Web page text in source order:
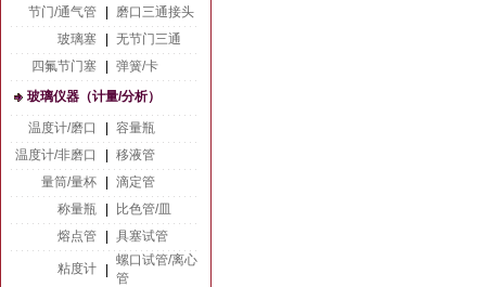
节门/通气管
磨口三通接头
玻璃塞
无节门三通
四氟节门塞
弹簧/卡
玻璃仪器（计量/分析）
温度计/磨口
容量瓶
温度计/非磨口
移液管
量筒/量杯
滴定管
称量瓶
比色管/皿
熔点管
具塞试管
粘度计
螺口试管/离心
管